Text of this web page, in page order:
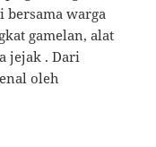
bersama warga
gamelan, alat
jejak . Dari
oleh